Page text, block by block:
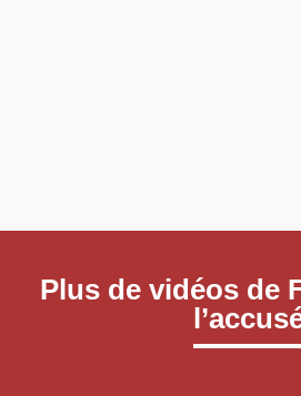
Plus de vidéos de